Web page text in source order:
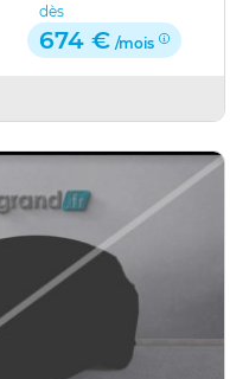
dès
674 € /mois